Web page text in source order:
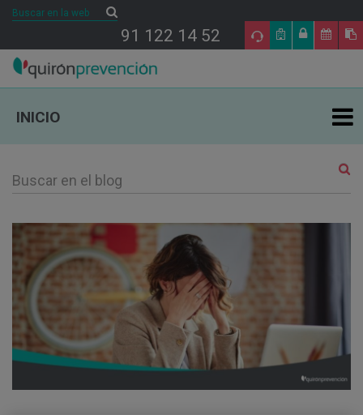
Buscar
91 122 14 52
TU SALUD
SALUD Y EMPRESA
SECTORES DE ACTIVIDAD
INICIO